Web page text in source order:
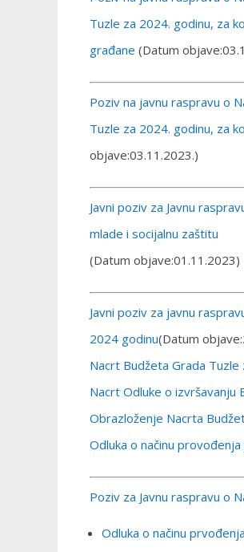
Tuzle za 2024. godinu, za
građane (Datum
Poziv na javnu raspravu o
Tuzle za 2024. godinu, za
objave:03.11.2023.)
Javni poziv za Javnu
mlade i socijalnu zaštitu
(Datum objave:01.11.2023)
Javni poziv za javnu
2024 godinu(Datum
Nacrt Budžeta Grada
Nacrt Odluke o izvršavanju
Obrazloženje Nacrta
Odluka o načinu
Poziv za Javnu raspravu o
Odluka o načinu